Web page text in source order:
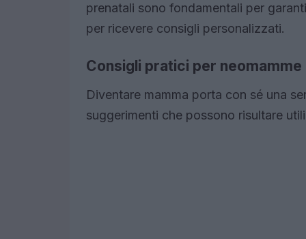
prenatali sono fondamentali per
per ricevere consigli personalizzati.
Consigli pratici per neomamme
Diventare mamma porta con sé una
suggerimenti che possono risultare